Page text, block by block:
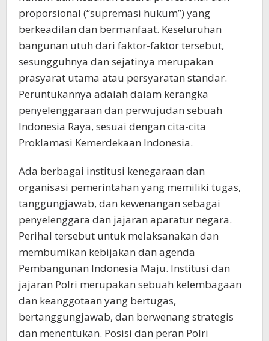
proporsional (“supremasi hukum”) yang
berkeadilan dan bermanfaat. Keseluruhan
bangunan utuh dari faktor-faktor tersebut,
sesungguhnya dan sejatinya merupakan
prasyarat utama atau persyaratan standar.
Peruntukannya adalah dalam kerangka
penyelenggaraan dan perwujudan sebuah
Indonesia Raya, sesuai dengan cita-cita
Proklamasi Kemerdekaan Indonesia.
Ada berbagai institusi kenegaraan dan
organisasi pemerintahan yang memiliki tugas,
tanggungjawab, dan kewenangan sebagai
penyelenggara dan jajaran aparatur negara.
Perihal tersebut untuk melaksanakan dan
membumikan kebijakan dan agenda
Pembangunan Indonesia Maju. Institusi dan
jajaran Polri merupakan sebuah kelembagaan
dan keanggotaan yang bertugas,
bertanggungjawab, dan berwenang strategis
dan menentukan. Posisi dan peran Polri